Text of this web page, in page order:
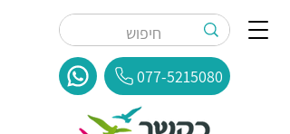
077-5215080